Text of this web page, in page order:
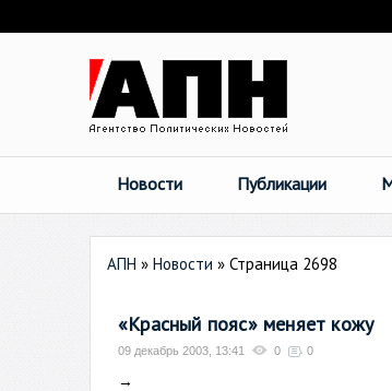
Новости Публикации
АПН » Новости » Страница 2698
«Красный пояс» меняет кожу
09 декабрь 2003, 13:41 0 0
→